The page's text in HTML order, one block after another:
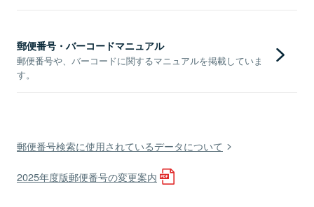
郵便番号・バーコードマニュアル
郵便番号や、バーコードに関するマニュアルを掲載していま
す。
郵便番号検索に使用されているデータについて
2025年度版郵便番号の変更案内